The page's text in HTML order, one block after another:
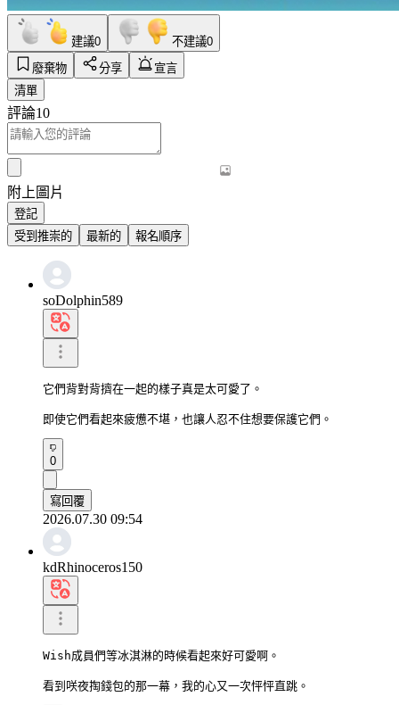
建議0 不建議0
廢棄物
分享
宣言
清單
評論10
附上圖片
登記
受到推崇的
最新的 報名順序
soDolphin589
它們背對背擠在一起的樣子真是太可愛了。
即使它們看起來疲憊不堪，也讓人忍不住想要保護它們。
0
寫回覆
2026.07.30 09:54
kdRhinoceros150
Wish成員們等冰淇淋的時候看起來好可愛啊。
看到咲夜掏錢包的那一幕，我的心又一次怦怦直跳。